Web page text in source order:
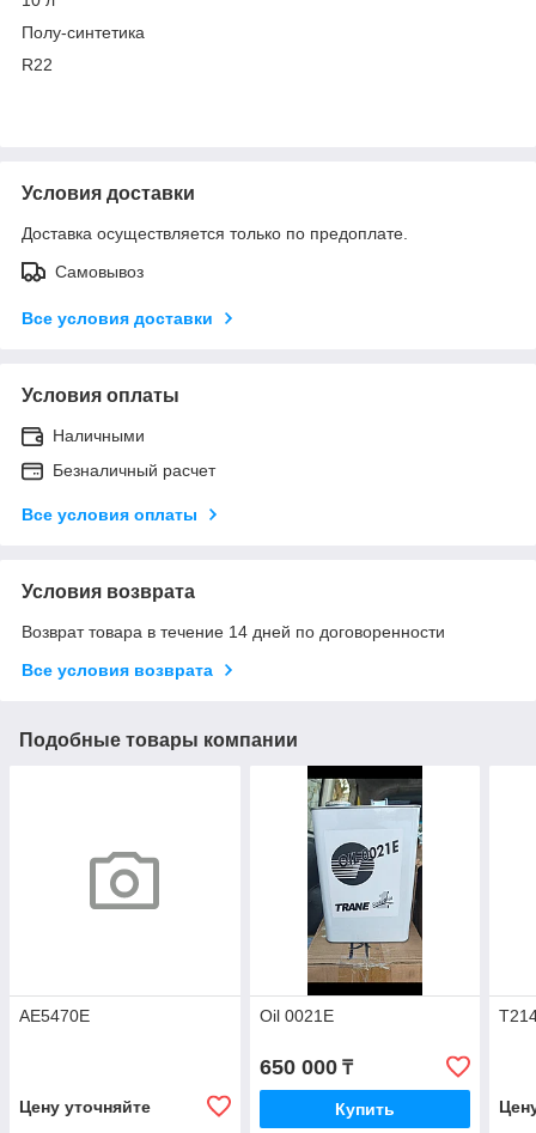
Полу-синтетика
R22
Условия доставки
Доставка осуществляется только по предоплате.
Самовывоз
Все условия доставки
Условия оплаты
Наличными
Безналичный расчет
Все условия оплаты
Условия возврата
Возврат товара в течение 14 дней по договоренности
Все условия возврата
Подобные товары компании
AE5470E
Цену уточняйте
Oil 0021E
650 000₸
Купить